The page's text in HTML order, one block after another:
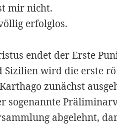
mir nicht.
erfolglos.
endet derErste
Sizilien wird die erste
zunächst
sogenannte
abgelehnt,